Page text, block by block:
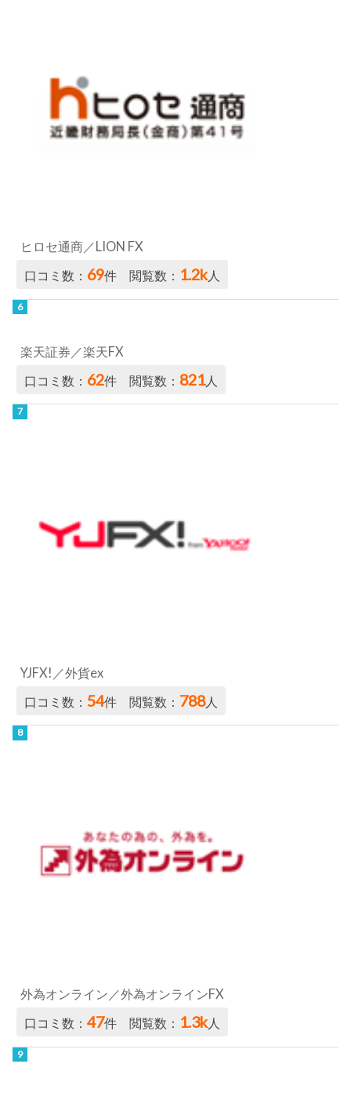
ヒロセ通商／LION FX
口コミ数： 69件 閲覧数： 1.2k人
楽天証券／楽天FX
口コミ数： 62件 閲覧数： 821人
YJFX!／外貨ex
口コミ数：54件 閲覧数： 788人
外為オンライン／外為オンラインFX
口コミ数：47件 閲覧数： 1.3k人